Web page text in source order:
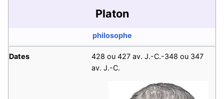
Platon
philosophe
Dates
428 ou 427 av. J.-C.-348 ou 347
av. J.-C.